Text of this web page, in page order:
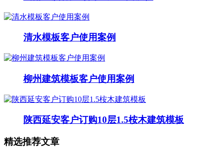
清水模板客户使用案例
柳州建筑模板客户使用案例
陕西延安客户订购10层1.5桉木建筑模板
精选推荐文章